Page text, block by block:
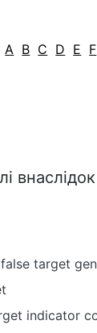
A B C D E F
target
indicator